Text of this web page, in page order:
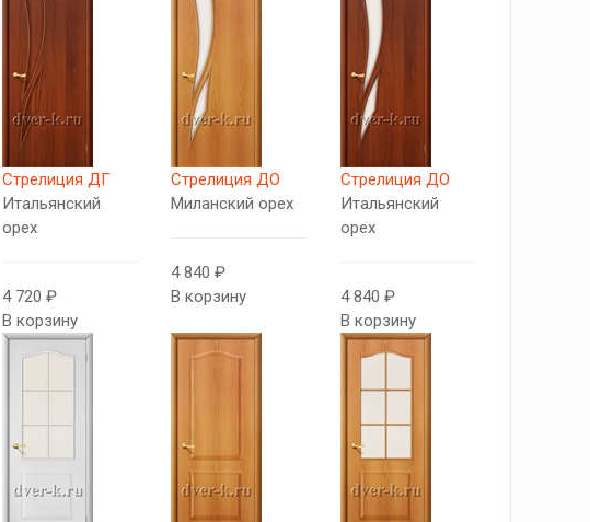
Стрелиция ДГ
Итальянский
орех
4 720 ₽
В корзину
Стрелиция ДО
Миланский орех
4 840 ₽
В корзину
Стрелиция ДО
Итальянский
орех
4 840 ₽
В корзину